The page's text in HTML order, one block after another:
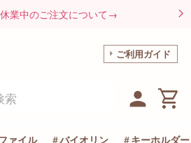
業中のご注文について→
ご利用ガイド
ァイル バイオリン キーホルダー